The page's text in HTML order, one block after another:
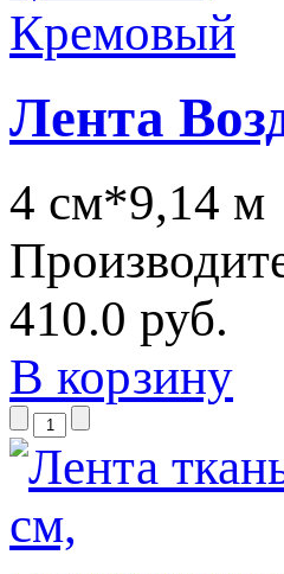
Лента
4 см*9,14 м
410.0 руб.
В корзину